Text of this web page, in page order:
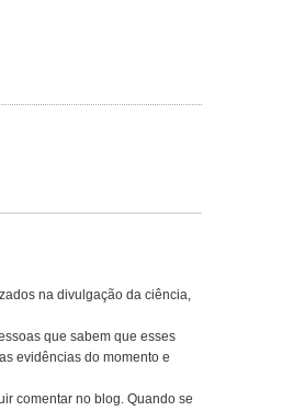
na divulgação da ciência,
que sabem que esses
evidências do momento e
comentar no blog. Quando se